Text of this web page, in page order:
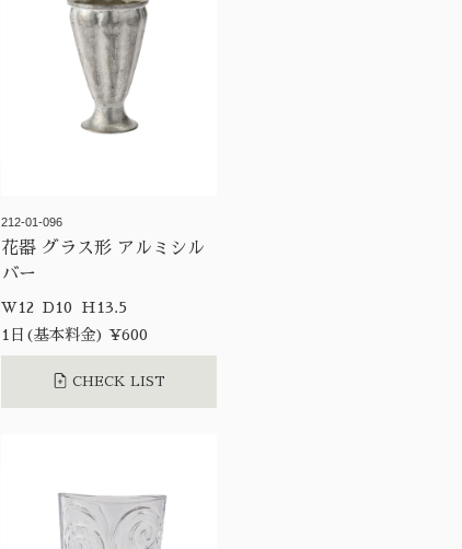
212-01-096
花器 グラス形 アルミシル
バー
W12 D10 H13.5
1日(基本料金) ¥600
CHECK LIST